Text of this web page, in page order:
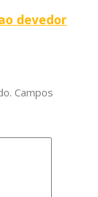
devedor
Campos